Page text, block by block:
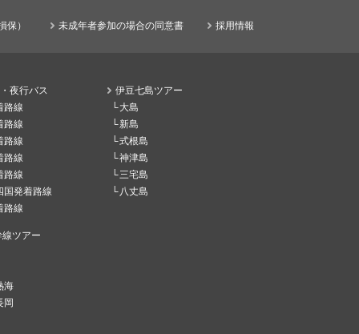
保） 未成年者参加の場合の同意書 採用情報
夜行バス
路線
路線
路線
路線
路線
国発着路線
路線
ツアー
海
岡
伊豆七島ツアー
大島
新島
式根島
神津島
三宅島
八丈島